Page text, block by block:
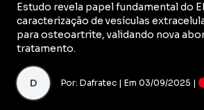
Estudo revela papel fundamental do
caracterização de vesículas
para osteoartrite, validando nova
tratamento.
D Por: Dafratec | Em 03/09/2025 |